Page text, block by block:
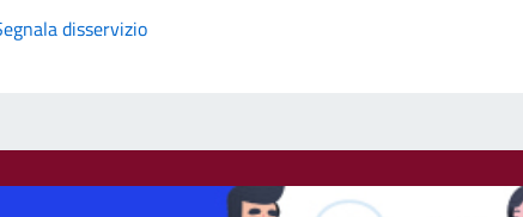
disservizio